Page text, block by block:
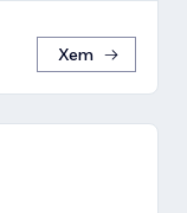
Xem